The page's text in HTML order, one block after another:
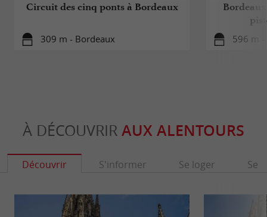
Circuit des cinq ponts à Bordeaux
309 m - Bordeaux 596 m -
À DÉCOUVRIR AUX ALENTOURS
Découvrir S'informer Se loger Se